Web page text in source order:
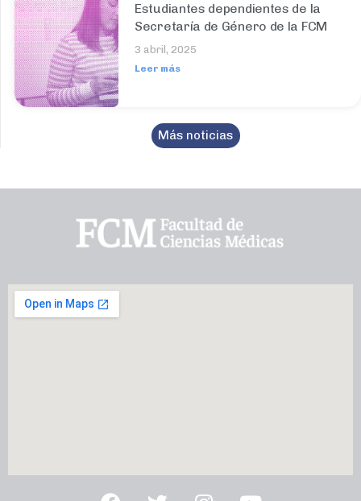
Estudiantes dependientes de la
Secretaría de Género de la FCM
3 abril, 2025
Leer más
Más noticias